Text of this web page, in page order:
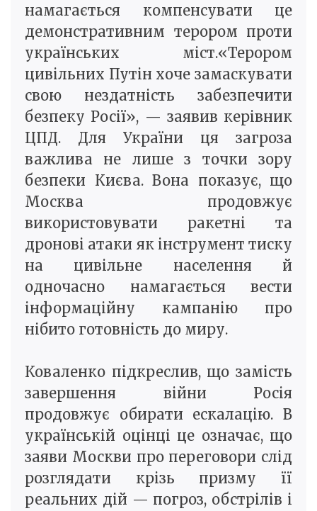
намагається компенсувати це
демонстративним терором проти
українських міст.«Терором
цивільних Путін хоче замаскувати
свою нездатність забезпечити
безпеку Росії», — заявив керівник
ЦПД. Для України ця загроза
важлива не лише з точки зору
безпеки Києва. Вона показує, що
Москва продовжує
використовувати ракетні та
дронові атаки як інструмент тиску
на цивільне населення й
одночасно намагається вести
інформаційну кампанію про
нібито готовність до миру.
Коваленко підкреслив, що замість
завершення війни Росія
продовжує обирати ескалацію. В
українській оцінці це означає, що
заяви Москви про переговори слід
розглядати крізь призму її
реальних дій — погроз, обстрілів і